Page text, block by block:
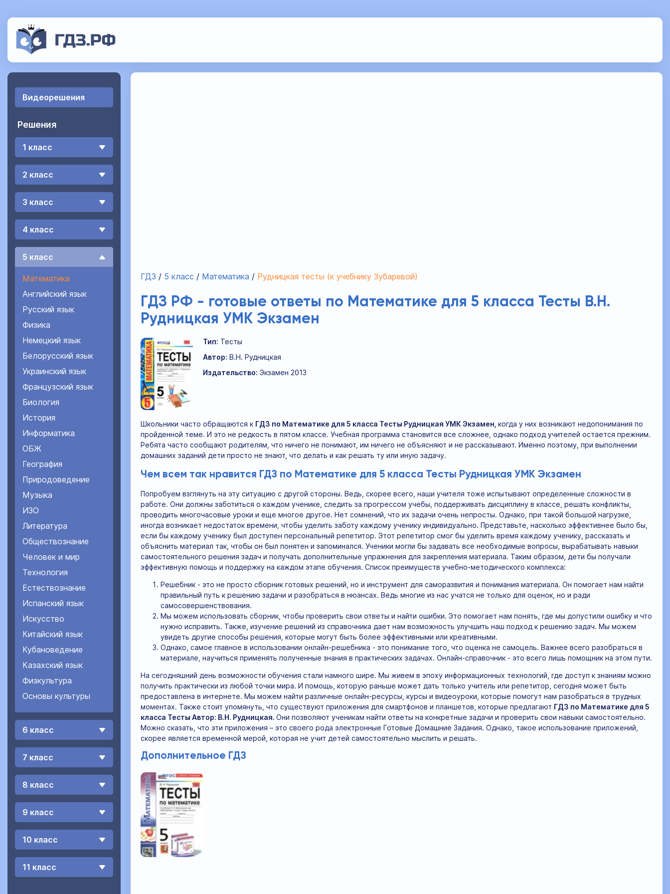
Видеорешения
Решения
1 класс
2 класс
3 класс
4 класс
5 класс
Математика
Английский язык
Русский язык
Физика
Немецкий язык
Белорусский язык
Украинский язык
Французский язык
Биология
История
Информатика
ОБЖ
География
Природоведение
Музыка
ИЗО
Литература
Обществознание
Человек и мир
Технология
Естествознание
Испанский язык
Искусство
Китайский язык
Кубановедение
Казахский язык
Физкультура
Основы культуры
6 класс
7 класс
8 класс
9 класс
10 класс
11 класс
ГДЗ 5 класс Математика Рудницкая тесты (к учебнику Зубаревой)
ГДЗ РФ - готовые ответы по Математике для 5 класса Тесты В.Н.
Рудницкая УМК Экзамен
Тип: Тесты
Автор: В.Н. Рудницкая
Издательство: Экзамен 2013
Школьники часто обращаются к ГДЗ по Математике для 5 класса Тесты Рудницкая УМК Экзамен, когда у них возникают недопонимания по
пройденной теме. И это не редкость в пятом классе. Учебная программа становится все сложнее, однако подход учителей остается прежним.
Ребята часто сообщают родителям, что ничего не понимают, им ничего не объясняют и не рассказывают. Именно поэтому, при выполнении
домашних заданий дети просто не знают, что делать и как решать ту или иную задачу.
Чем всем так нравится ГДЗ по Математике для 5 класса Тесты Рудницкая УМК Экзамен
Попробуем взглянуть на эту ситуацию с другой стороны. Ведь, скорее всего, наши учителя тоже испытывают определенные сложности в
работе. Они должны заботиться о каждом ученике, следить за прогрессом учебы, поддерживать дисциплину в классе, решать конфликты,
проводить многочасовые уроки и еще многое другое. Нет сомнений, что их задачи очень непросты. Однако, при такой большой нагрузке,
иногда возникает недостаток времени, чтобы уделить заботу каждому ученику индивидуально. Представьте, насколько эффективнее было бы,
если бы каждому ученику был доступен персональный репетитор. Этот репетитор смог бы уделить время каждому ученику, рассказать и
объяснить материал так, чтобы он был понятен и запоминался. Ученики могли бы задавать все необходимые вопросы, вырабатывать навыки
самостоятельного решения задач и получать дополнительные упражнения для закрепления материала. Таким образом, дети бы получали
эффективную помощь и поддержку на каждом этапе обучения. Список преимуществ учебно-методического комплекса:
Решебник - это не просто сборник готовых решений, но и инструмент для саморазвития и понимания материала. Он помогает нам найти
правильный путь к решению задачи и разобраться в нюансах. Ведь многие из нас учатся не только для оценок, но и ради
самосовершенствования.
Мы можем использовать сборник, чтобы проверить свои ответы и найти ошибки. Это помогает нам понять, где мы допустили ошибку и что
нужно исправить. Также, изучение решений из справочника дает нам возможность улучшить наш подход к решению задач. Мы можем
увидеть другие способы решения, которые могут быть более эффективными или креативными.
Однако, самое главное в использовании онлайн-решебника - это понимание того, что оценка не самоцель. Важнее всего разобраться в
материале, научиться применять полученные знания в практических задачах. Онлайн-справочник - это всего лишь помощник на этом пути.
На сегодняшний день возможности обучения стали намного шире. Мы живем в эпоху информационных технологий, где доступ к знаниям можно
получить практически из любой точки мира. И помощь, которую раньше может дать только учитель или репетитор, сегодня может быть
предоставлена в интернете. Мы можем найти различные онлайн-ресурсы, курсы и видеоуроки, которые помогут нам разобраться в трудных
моментах. Также стоит упомянуть, что существуют приложения для смартфонов и планшетов, которые предлагают ГДЗ по Математике для 5
класса Тесты Автор: В.Н. Рудницкая. Они позволяют ученикам найти ответы на конкретные задачи и проверить свои навыки самостоятельно.
Можно сказать, что эти приложения – это своего рода электронные Готовые Домашние Задания. Однако, такое использование приложений,
скорее является временной мерой, которая не учит детей самостоятельно мыслить и решать.
Дополнительное ГДЗ